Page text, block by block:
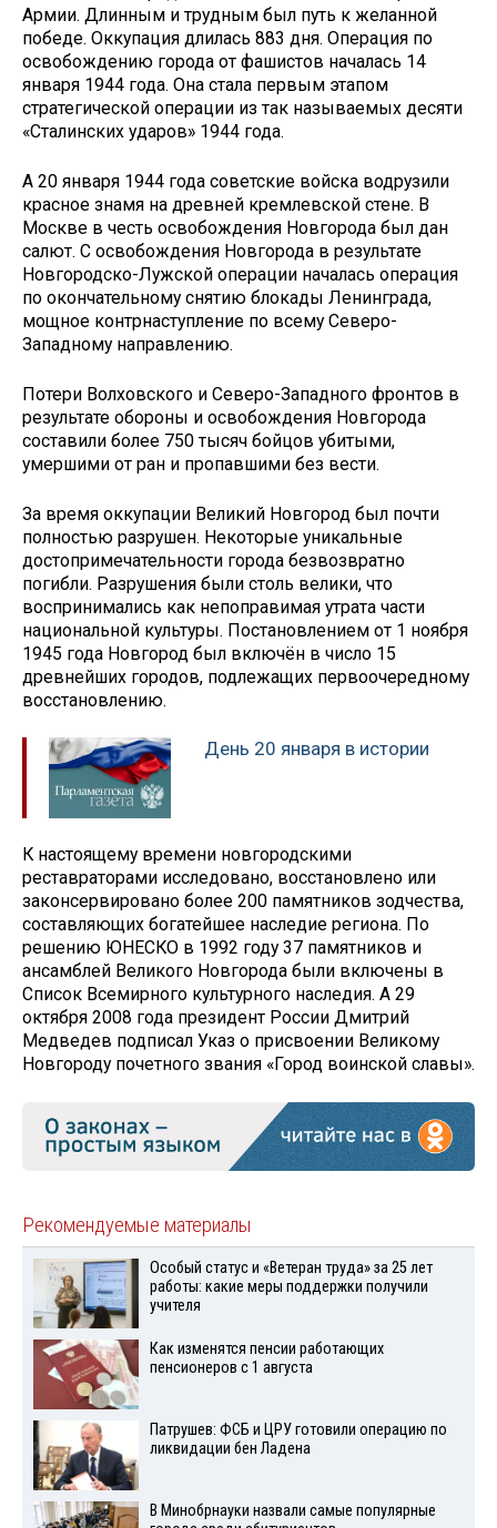
Армии. Длинным и трудным был путь к желанной
победе. Оккупация длилась 883 дня. Операция по
освобождению города от фашистов началась 14
января 1944 года. Она стала первым этапом
стратегической операции из так называемых десяти
«Сталинских ударов» 1944 года.
А 20 января 1944 года советские войска водрузили
красное знамя на древней кремлевской стене. В
Москве в честь освобождения Новгорода был дан
салют. С освобождения Новгорода в результате
Новгородско-Лужской операции началась операция
по окончательному снятию блокады Ленинграда,
мощное контрнаступление по всему Северо-
Западному направлению.
Потери Волховского и Северо-Западного фронтов в
результате обороны и освобождения Новгорода
составили более 750 тысяч бойцов убитыми,
умершими от ран и пропавшими без вести.
За время оккупации Великий Новгород был почти
полностью разрушен. Некоторые уникальные
достопримечательности города безвозвратно
погибли. Разрушения были столь велики, что
воспринимались как непоправимая утрата части
национальной культуры. Постановлением от 1 ноября
1945 года Новгород был включён в число 15
древнейших городов, подлежащих первоочередному
восстановлению.
День 20 января в истории
К настоящему времени новгородскими
реставраторами исследовано, восстановлено или
законсервировано более 200 памятников зодчества,
составляющих богатейшее наследие региона. По
решению ЮНЕСКО в 1992 году 37 памятников и
ансамблей Великого Новгорода были включены в
Список Всемирного культурного наследия. А 29
октября 2008 года президент России Дмитрий
Медведев подписал Указ о присвоении Великому
Новгороду почетного звания «Город воинской славы».
Рекомендуемые материалы
Особый статус и «Ветеран труда» за 25 лет
работы: какие меры поддержки получили
учителя
Как изменятся пенсии работающих
пенсионеров с 1 августа
Патрушев: ФСБ и ЦРУ готовили операцию по
ликвидации бен Ладена
В Минобрнауки назвали самые популярные